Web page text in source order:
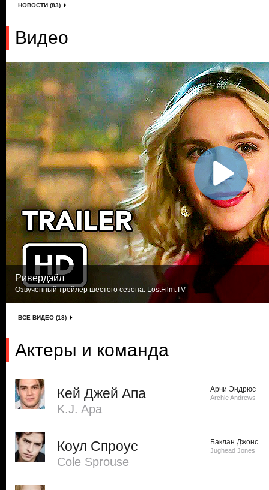
НОВОСТИ (83)
Видео
Ривердэйл
Озвученный трейлер шестого сезона. LostFilm.TV
ВСЕ ВИДЕО (18)
Актеры и команда
Кей Джей Апа
K.J. Apa
Арчи Эндрюс
Archie Andrews
Коул Спроус
Cole Sprouse
Баклан Джонс
Jughead Jones